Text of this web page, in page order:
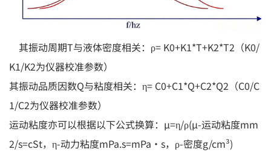
其振动周期T与液体密度相关：ρ= K0+K1*T+K2*T2（K0/
K1/K2为仪器校准参数）
其振动品质因数Q与粘度相关：η= C0+C1*Q+C2*Q2（C0/C
1/C2为仪器校准参数）
运动粘度亦可以根据以下公式换算：µ=η/ρ(µ-运动粘度mm
2/s=cSt，η-动力粘度mPa.s=mPa·s，ρ-密度g/cm³)